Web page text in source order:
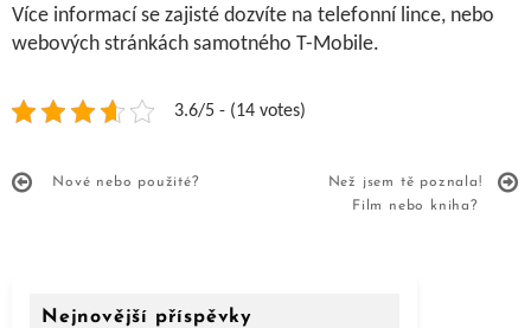
Více informací se zajisté dozvíte na telefonní lince, nebo
webových stránkách samotného T-Mobile.
3.6/5 - (14 votes)
Nové nebo použité?
Než jsem tě poznala!
Film nebo kniha?
Nejnovější příspěvky